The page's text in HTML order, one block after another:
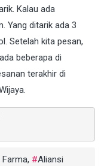
Kalau ada
Yang ditarik ada 3
Setelah kita pesan,
beberapa di
terakhir di
Farma,
Aliansi